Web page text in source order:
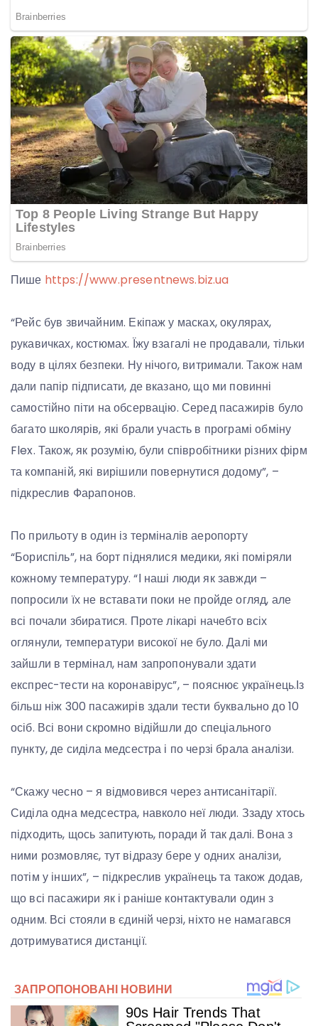
Пише https://www.presentnews.biz.ua
“Рейс був звичайним. Екіпаж у масках, окулярах,
рукавичках, костюмах. Їжу взагалі не продавали, тільки
воду в цілях безпеки. Ну нічого, витримали. Також нам
дали папір підписати, де вказано, що ми повинні
самостійно піти на обсервацію. Серед пасажирів було
багато школярів, які брали участь в програмі обміну
Flex. Також, як розумію, були співробітники різних фірм
та компаній, які вирішили повернутися додому”, –
підкреслив Фарапонов.
По прильоту в один із терміналів аеропорту
“Бориспіль”, на борт піднялися медики, які поміряли
кожному температуру. “І наші люди як завжди –
попросили їх не вставати поки не пройде огляд, але
всі почали збиратися. Проте лікарі начебто всіх
оглянули, температури високої не було. Далі ми
зайшли в термінал, нам запропонували здати
експрес-тести на коронавірус”, – пояснює українець.Із
більш ніж 300 пасажирів здали тести буквально до 10
осіб. Всі вони скромно відійшли до спеціального
пункту, де сиділа медсестра і по черзі брала аналізи.
“Скажу чесно – я відмовився через антисанітарії.
Сиділа одна медсестра, навколо неї люди. Ззаду хтось
підходить, щось запитують, поради й так далі. Вона з
ними розмовляє, тут відразу бере у одних аналізи,
потім у інших”, – підкреслив українець та також додав,
що всі пасажири як і раніше контактували один з
одним. Всі стояли в єдиній черзі, ніхто не намагався
дотримуватися дистанції.